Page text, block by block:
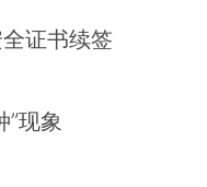
证书续签
”现象